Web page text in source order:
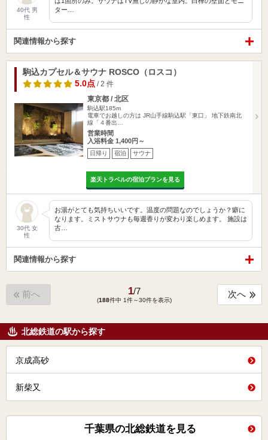
40代 男
性
ター…
関連情報から探す
駒込カプセル＆サウナ ROSCO（ロスコ）
5.0点 / 2 件
東京都 / 北区
駒込駅185m
電車でお越しの方は JR山手線駒込駅「東口」 地下鉄南北
線「４番出…
営業時間
入浴料金 1,400円～
日帰り 宿泊 サウナ
楽天トラベルの宿泊プランを見る
30代 女
性
お湯がとても気持ちいいです。温度の問題なのでしょうか？癖に
なります。ミストサウナも毎週香りが変わり楽しめます。 施設は
古…
関連情報から探す
前へ 1/7
(188件中 1件～30件を表示)
次へ
北総鉄道の駅から探す
京成高砂
新柴又
千葉県の北総鉄道を見る